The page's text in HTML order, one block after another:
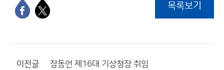
목록보기
이전글 장동언 제16대 기상청장 취임